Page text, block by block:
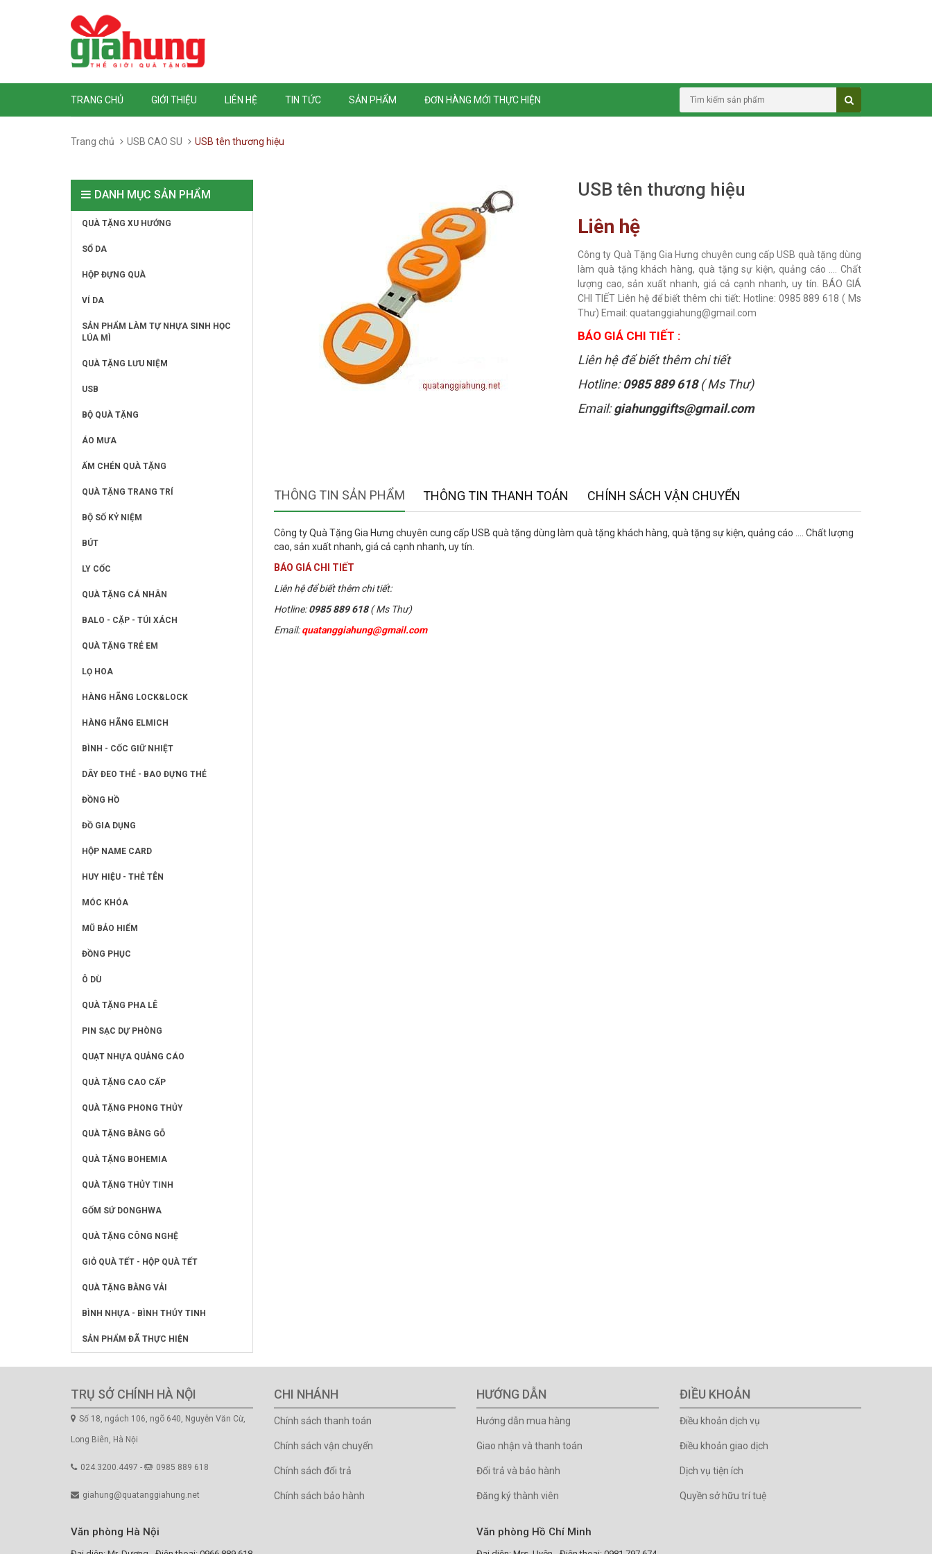
TRANG CHỦ GIỚI THIỆU LIÊN HỆ TIN TỨC SẢN PHẨM ĐƠN HÀNG MỚI THỰC HIỆN
Trang chủ USB CAO SU USB tên thương hiệu
USB tên thương hiệu
Liên hệ
Công ty Quà Tặng Gia Hưng chuyên cung cấp USB quà tặng dùng
làm quà tặng khách hàng, quà tặng sự kiện, quảng cáo .... Chất
lượng cao, sản xuất nhanh, giá cả cạnh nhanh, uy tín. BÁO GIÁ
CHI TIẾT Liên hệ để biết thêm chi tiết: Hotline: 0985 889 618 ( Ms
Thư) Email: quatanggiahung@gmail.com
BÁO GIÁ CHI TIẾT :
Liên hệ để biết thêm chi tiết
Hotline:0985 889 618( Ms Thư)
Email:giahunggifts@gmail.com
THÔNG TIN SẢN PHẨM THÔNG TIN THANH TOÁN CHÍNH SÁCH VẬN CHUYỂN
Công ty Quà Tặng Gia Hưng chuyên cung cấp USB quà tặng dùng làm quà tặng khách hàng, quà tặng sự kiện, quảng cáo .... Chất lượng
cao, sản xuất nhanh, giá cả cạnh nhanh, uy tín.
BÁO GIÁ CHI TIẾT
Liên hệ để biết thêm chi tiết:
Hotline: 0985 889 618 ( Ms Thư)
Email: quatanggiahung@gmail.com
DANH MỤC SẢN PHẨM
QUÀ TẶNG XU HƯỚNG
SỔ DA
HỘP ĐỰNG QUÀ
VÍ DA
SẢN PHẨM LÀM TỰ NHỰA SINH HỌC
LÚA MÌ
QUÀ TẶNG LƯU NIỆM
USB
BỘ QUÀ TẶNG
ÁO MƯA
ẤM CHÉN QUÀ TẶNG
QUÀ TẶNG TRANG TRÍ
BỘ SỐ KỶ NIỆM
BÚT
LY CỐC
QUÀ TẶNG CÁ NHÂN
BALO - CẶP - TÚI XÁCH
QUÀ TẶNG TRẺ EM
LỌ HOA
HÀNG HÃNG LOCK&LOCK
HÀNG HÃNG ELMICH
BÌNH - CỐC GIỮ NHIỆT
DÂY ĐEO THẺ - BAO ĐỰNG THẺ
ĐỒNG HỒ
ĐỒ GIA DỤNG
HỘP NAME CARD
HUY HIỆU - THẺ TÊN
MÓC KHÓA
MŨ BẢO HIỂM
ĐỒNG PHỤC
Ô DÙ
QUÀ TẶNG PHA LÊ
PIN SẠC DỰ PHÒNG
QUẠT NHỰA QUẢNG CÁO
QUÀ TẶNG CAO CẤP
QUÀ TẶNG PHONG THỦY
QUÀ TẶNG BẰNG GỖ
QUÀ TẶNG BOHEMIA
QUÀ TẶNG THỦY TINH
GỐM SỨ DONGHWA
QUÀ TẶNG CÔNG NGHỆ
GIỎ QUÀ TẾT - HỘP QUÀ TẾT
QUÀ TẶNG BẰNG VẢI
BÌNH NHỰA - BÌNH THỦY TINH
SẢN PHẨM ĐÃ THỰC HIỆN
TRỤ SỞ CHÍNH HÀ NỘI
Số 18, ngách 106, ngõ 640, Nguyễn Văn Cừ,
Long Biên, Hà Nội
024.3200.4497 - 0985 889 618
giahung@quatanggiahung.net
CHI NHÁNH
Chính sách thanh toán
Chính sách vận chuyển
Chính sách đổi trả
Chính sách bảo hành
HƯỚNG DẪN
Hướng dẫn mua hàng
Giao nhận và thanh toán
Đổi trả và bảo hành
Đăng ký thành viên
ĐIỀU KHOẢN
Điều khoản dịch vụ
Điều khoản giao dịch
Dịch vụ tiện ích
Quyền sở hữu trí tuệ
Văn phòng Hà Nội Văn phòng Hồ Chí Minh